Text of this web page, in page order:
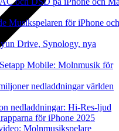
Musikspelaren för iPhone och
Drive, Synology, nya
Mobile: Molnmusik för
nedladdningar världen
nedladdningar: Hi-Res-ljud
för iPhone 2025
Molnmusikspelare